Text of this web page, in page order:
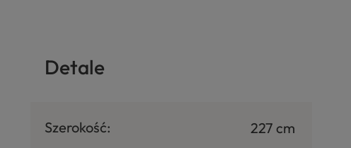
Detale
Szerokość: 227 cm